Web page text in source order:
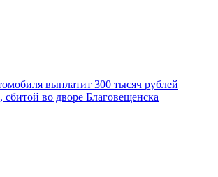
выплатит 300 тысяч рублей
сбитой во дворе Благовещенска